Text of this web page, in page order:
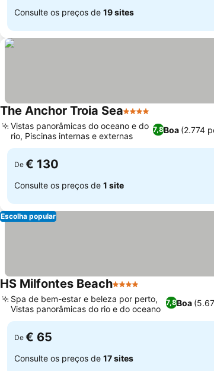
Consulte os preços de 19 sites
The Anchor Troia Sea4 Estrelas
7,8Boa (2.774
Vistas panorâmicas do oceano e do
rio, Piscinas internas e externas
De € 130
Consulte os preços de 1 site
Escolha popular
HS Milfontes Beach4 Estrelas
7,8Boa
Spa de bem-estar e beleza por perto,
Vistas panorâmicas do rio e do oceano
De € 65
Consulte os preços de 17 sites